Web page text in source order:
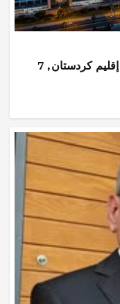
التشكيلة الوزارية التاسعة لحكومة إقليم كردستان, 7